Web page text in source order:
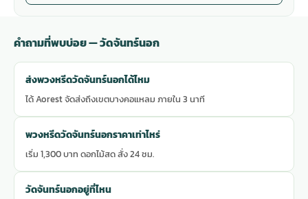
คำถามที่พบบ่อย — วัดจันทร์นอก
ส่งพวงหรีดวัดจันทร์นอกได้ไหม
ได้ Aorest จัดส่งถึงเขตบางคอแหลม ภายใน 3 นาที
พวงหรีดวัดจันทร์นอกราคาเท่าไหร่
เริ่ม 1,300 บาท ดอกไม้สด สั่ง 24 ชม.
วัดจันทร์นอกอยู่ที่ไหน